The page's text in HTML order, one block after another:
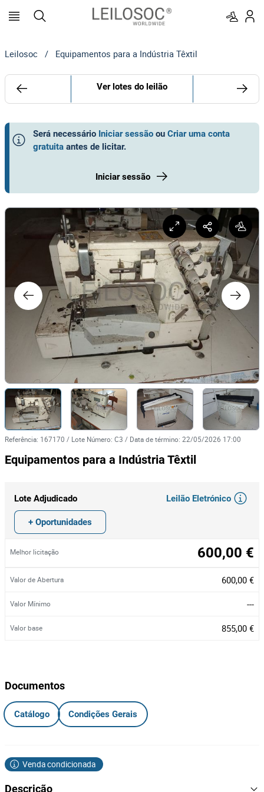
Leilosoc / Equipamentos para a Indústria Têxtil
Ver lotes do leilão
Será necessário Iniciar sessão ou Criar uma conta
gratuita antes de licitar.
Iniciar sessão
Referência: 167170 / Lote Número: C3 / Data de término: 22/05/2026 17:00
Equipamentos para a Indústria Têxtil
Lote Adjudicado Leilão Eletrónico
+ Oportunidades
Melhor licitação 600,00 €
Valor de Abertura 600,00 €
Valor Mínimo ---
Valor base 855,00 €
Documentos
Catálogo Condições Gerais
Venda condicionada
Descrição